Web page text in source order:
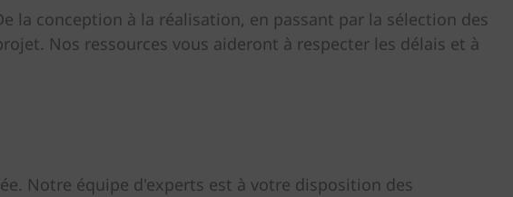
la conception à la réalisation, en passant par la sélection des
Nos ressources vous aideront à respecter les délais et à
Notre équipe d'experts est à votre disposition des